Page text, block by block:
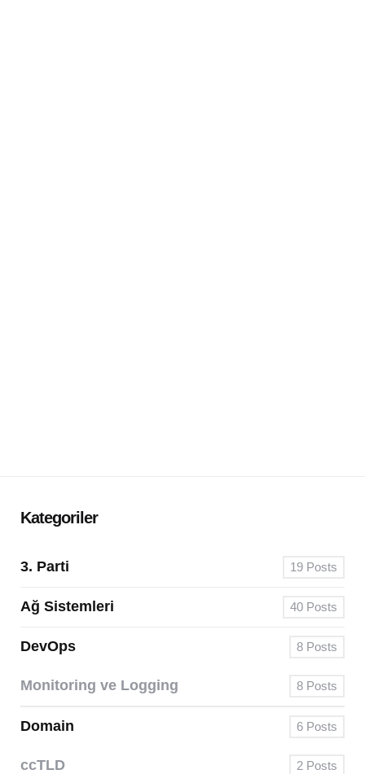
Kategoriler
3. Parti 19 Posts
Ağ Sistemleri 40 Posts
DevOps 8 Posts
Monitoring ve Logging 8 Posts
Domain 6 Posts
ccTLD 2 Posts